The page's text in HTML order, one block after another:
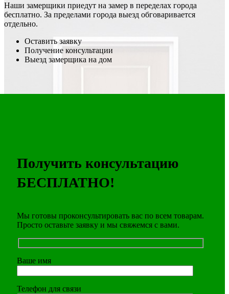
Наши замерщики приедут на замер в переделах города
бесплатно. За пределами города выезд обговаривается
отдельно.
Оставить заявку
Получение консультации
Выезд замерщика на дом
Получить консультацию
БЕСПЛАТНО!
Мы готовы проконсультировать вас по всем товарам.
Просто оставьте заявку и мы свяжемся с вами.
Ваше имя
Телефон для связи